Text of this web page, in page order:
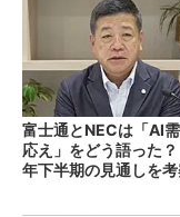
富士通とNECは「AI
応え」をどう語った
年下半期の見通しを